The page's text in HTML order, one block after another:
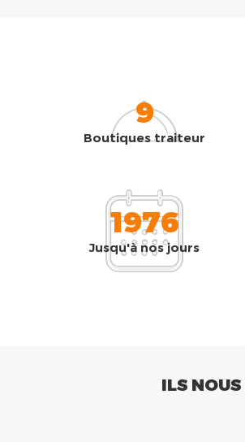
9
Boutiques traiteur
1976
Jusqu'à nos jours
ILS